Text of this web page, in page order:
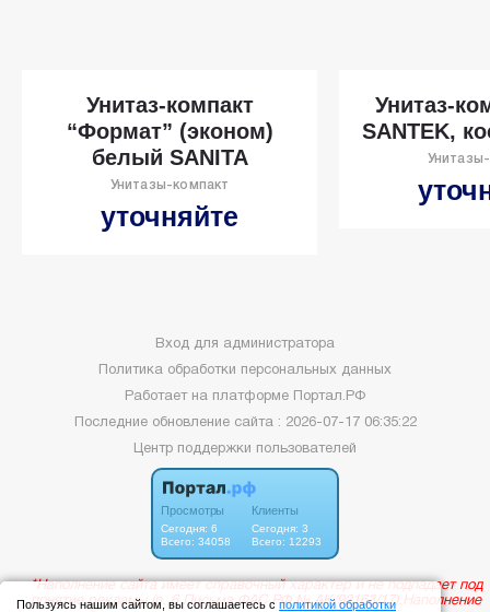
Пользуясь нашим сайтом, вы соглашаетесь с политикой обработки
Унитаз-компакт
“Формат” (эконом)
белый SANITA
Унитазы-компакт
уточняйте
Унитаз-
SANTEK,
Вход для администратора
Политика обработки персональных данных
Работает на платформе
Портал.РФ
Последние обновление сайта : 2026-07-17 06:35:22
Центр поддержки пользователей